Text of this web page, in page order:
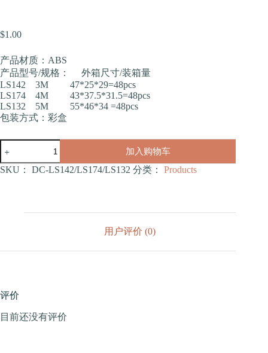
$1.00
产品材质：ABS
产品型号/规格： 外箱尺寸/装箱量
LS142 3M 47*25*29=48pcs
LS174 4M 43*37.5*31.5=48pcs
LS132 5M 55*46*34 =48pcs
包装方式：彩盒
引
器
加入购物车
SKU： DC-LS142/LS174/LS132 分类： Products
用户评价 (0)
评价
目前还没有评价